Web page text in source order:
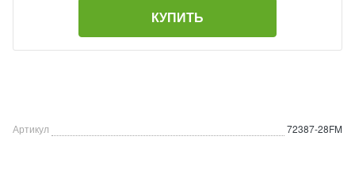
КУПИТЬ
Артикул 72387-28FM